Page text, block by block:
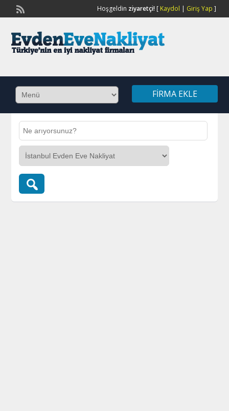
Hoşgeldin ziyaretçi![ Kaydol | Giriş Yap ]
FIRMA EKLE